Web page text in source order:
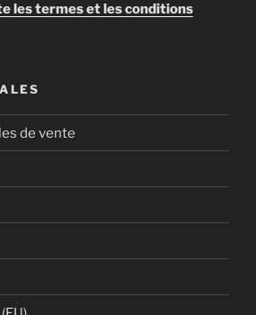
les termes et les conditions
de vente